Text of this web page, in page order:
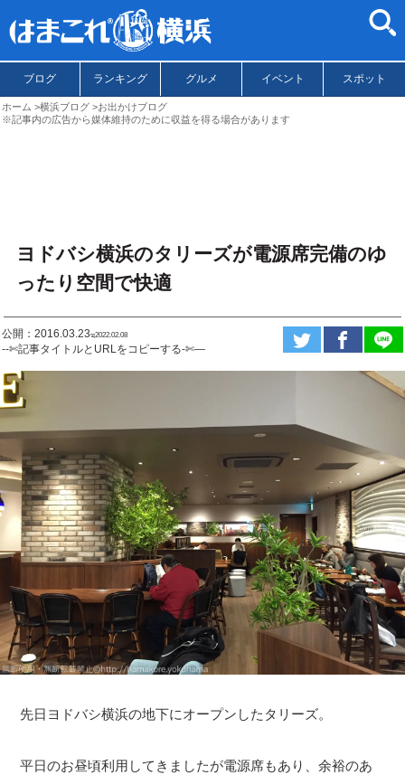
ブログ ランキング グルメ イベント スポット
ホーム 横浜ブログ
お出かけブログ
※記事内の広告から媒体維持のために収益を得る場合があります
ヨドバシ横浜のタリーズが電源席完備のゆ
ったり空間で快適
公開：2016.03.23ಇ2022.02.08
--✄記事タイトルとURLをコピーする-✄—
先日ヨドバシ横浜の地下にオープンしたタリーズ。
平日のお昼頃利用してきましたが電源席もあり、余裕のあ